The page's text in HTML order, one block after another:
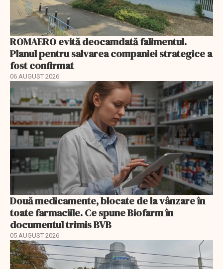
ROMAERO evită deocamdată falimentul.
Planul pentru salvarea companiei strategice a
fost confirmat
06 AUGUST 2026
Două medicamente, blocate de la vânzare în
toate farmaciile. Ce spune Biofarm în
documentul trimis BVB
05 AUGUST 2026